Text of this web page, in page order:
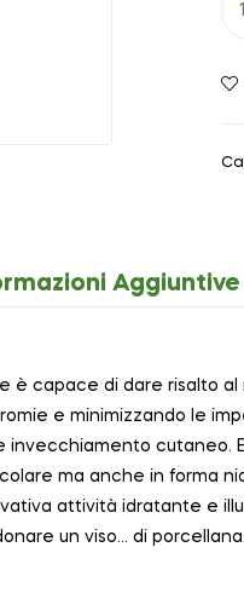
Aggiuntive
capace di dare risalto
e minimizzando le
cutaneo.
ma anche in forma
attività idratante e
un viso… di porcellana.